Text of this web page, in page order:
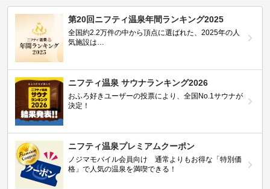
第20回ニフティ温泉年間ランキング2025
全国約2.2万件の中から頂点に選ばれた、2025年の人
気施設は…
ニフティ温泉 サウナランキング2026
おふろ好きユーザーの投票により、全国No.1サウナが
決定！
ニフティ温泉プレミアムクーポン
ノジマモバイル会員向け 通常よりもお得な「特別価
格」で人気の温泉を満喫できる！